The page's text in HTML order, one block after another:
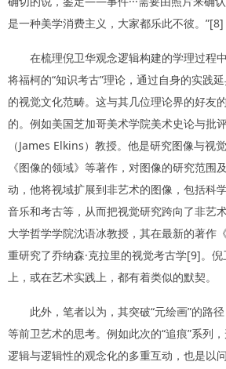
是一种美学消费主义，大家都乐此不彼。”[8]
在梳理倪卫华观念逻辑构建的学理过程
将福柯的“知识考古”理论，通过自身的实践
的视觉文化范畴。这与其几位理论界的好友
的。例如美国芝加哥美术学院美术史论与批
（James Elkins）教授。他是研究图像与视
《图像的领域》等著作，对图像的研究范围
动，他将视域扩展到非艺术的图像，包括科
音乐和考古等，从而把视觉研究跨向了非艺
大学哲学学院沈语冰教授，其在最新的著作
重研究了乔纳森·克拉里的视觉考古学[9]。
上，或在艺术实践上，都有着类似的默契。
此外，笔者以为，其突破“元绘画”的路径
等前卫艺术的思考。例如此次的“追痕”系列
逻辑与逻辑性的观念化的多重互动，也是以